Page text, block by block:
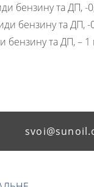
бензину та ДП,
бензину та ДП,
бензину та ДП, –